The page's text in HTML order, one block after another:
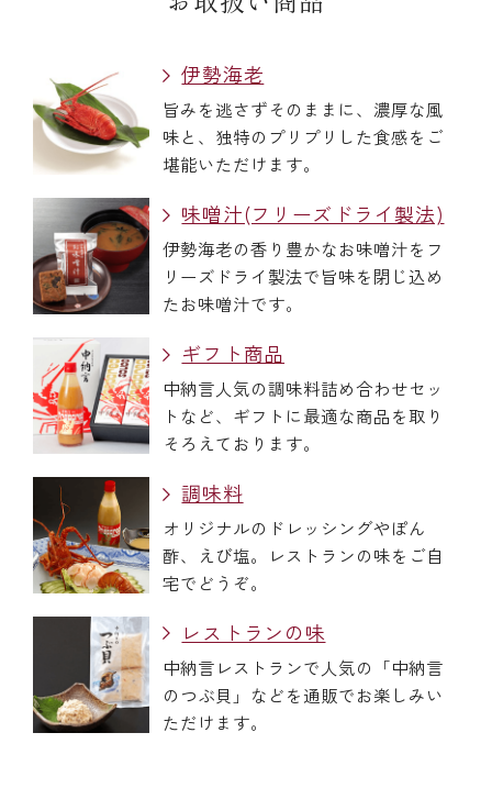
伊勢海老
旨みを逃さずそのままに、濃厚な風
味と、独特のプリプリした食感をご
堪能いただけます。
味噌汁(フリーズドライ製法)
伊勢海老の香り豊かなお味噌汁をフ
リーズドライ製法で旨味を閉じ込め
たお味噌汁です。
ギフト商品
中納言人気の調味料詰め合わせセッ
トなど、ギフトに最適な商品を取り
そろえております。
調味料
オリジナルのドレッシングやぽん
酢、えび塩。レストランの味をご自
宅でどうぞ。
レストランの味
中納言レストランで人気の「中納言
のつぶ貝」などを通販でお楽しみい
ただけます。